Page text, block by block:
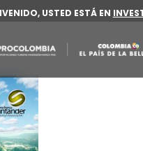
BIENVENIDO, USTED